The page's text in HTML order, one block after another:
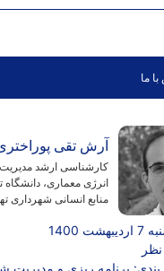
ما
آرش تقی
کارشناسی ارشد
انرژی معماری، دانشگاه
منابع انسانی شهرداری
1400
برنامه ریزی و مدیریت